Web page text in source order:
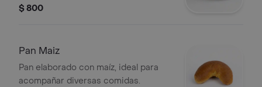
calentano y hojaldrado. Elija la
$ 800
Pan Maiz
Pan elaborado con maíz, ideal para
acompañar diversas comidas.